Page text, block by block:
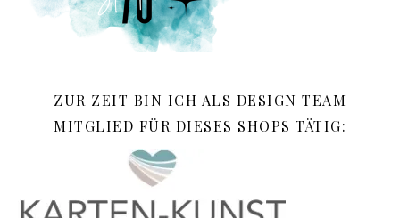
ZUR ZEIT BIN ICH ALS DESIGN TEAM
MITGLIED FÜR DIESES SHOPS TÄTIG: